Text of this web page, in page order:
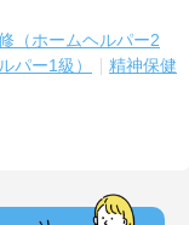
（ホームヘルパー2
パー1級）
精神保健